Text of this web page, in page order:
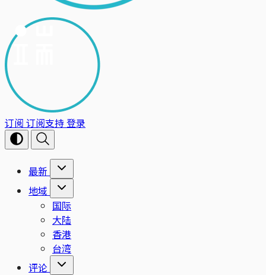
订阅 订阅支持登录
最新
地域
国际
大陆
香港
台湾
评论